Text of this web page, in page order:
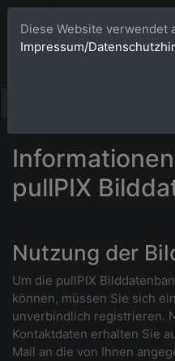
pullPIX
Nutzung der
Um die pullPIX
können, müssen Sie sich
unverbindlich registrieren.
Kontaktdaten erhalten Sie
Mail an die von Ihnen
Diese Website
Impressum/